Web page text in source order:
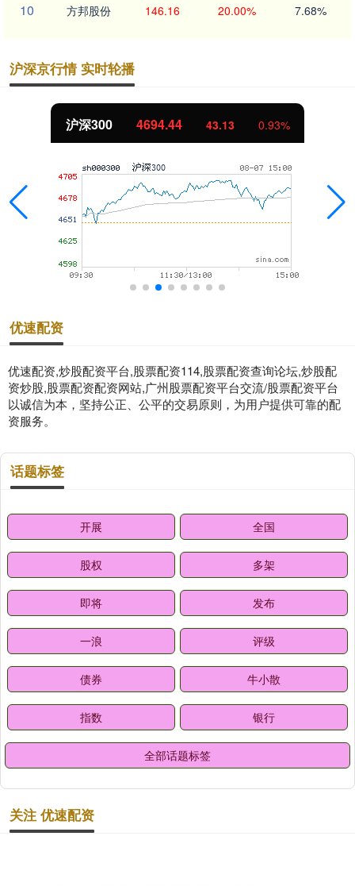
10 方邦股份 146.16 20.00% 7.68%
沪深京行情 实时轮播
沪深300 4694.44 43.13 0.93%
优速配资
优速配资,炒股配资平台,股票配资114,股票配资查询论坛,炒股配
资炒股,股票配资配资网站,广州股票配资平台交流/股票配资平台
以诚信为本，坚持公正、公平的交易原则，为用户提供可靠的配
资服务。
话题标签
开展 全国
股权 多架
即将 发布
一浪 评级
债券 牛小散
指数 银行
全部话题标签
关注 优速配资